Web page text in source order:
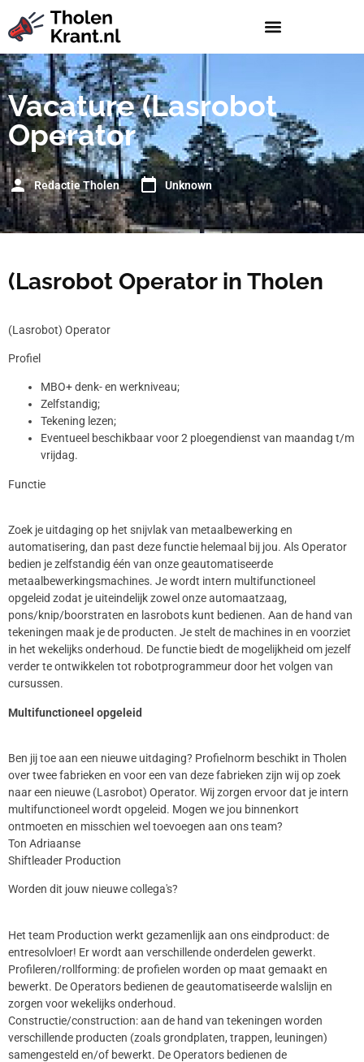
Vacature (Lasrobot
Operator
Redactie Tholen Unknown
(Lasrobot Operator in Tholen
(Lasrobot) Operator
Profiel
MBO+ denk- en werkniveau;
Zelfstandig;
Tekening lezen;
Eventueel beschikbaar voor 2 ploegendienst van maandag t/m
vrijdag.
Functie
Zoek je uitdaging op het snijvlak van metaalbewerking en
automatisering, dan past deze functie helemaal bij jou. Als Operator
bedien je zelfstandig één van onze geautomatiseerde
metaalbewerkingsmachines. Je wordt intern multifunctioneel
opgeleid zodat je uiteindelijk zowel onze automaatzaag,
pons/knip/boorstraten en lasrobots kunt bedienen. Aan de hand van
tekeningen maak je de producten. Je stelt de machines in en voorziet
in het wekelijks onderhoud. De functie biedt de mogelijkheid om jezelf
verder te ontwikkelen tot robotprogrammeur door het volgen van
cursussen.
Multifunctioneel opgeleid
Ben jij toe aan een nieuwe uitdaging? Profielnorm beschikt in Tholen
over twee fabrieken en voor een van deze fabrieken zijn wij op zoek
naar een nieuwe (Lasrobot) Operator. Wij zorgen ervoor dat je intern
multifunctioneel wordt opgeleid. Mogen we jou binnenkort
ontmoeten en misschien wel toevoegen aan ons team?
Ton Adriaanse
Shiftleader Production
Worden dit jouw nieuwe collega's?
Het team Production werkt gezamenlijk aan ons eindproduct: de
entresolvloer! Er wordt aan verschillende onderdelen gewerkt.
Profileren/rollforming: de profielen worden op maat gemaakt en
bewerkt. De Operators bedienen de geautomatiseerde walslijn en
zorgen voor wekelijks onderhoud.
Constructie/construction: aan de hand van tekeningen worden
verschillende producten (zoals grondplaten, trappen, leuningen)
samengesteld en/of bewerkt. De Operators bedienen de